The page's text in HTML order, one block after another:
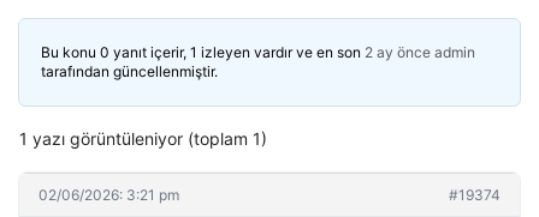
Bu konu 0 yanıt içerir, 1 izleyen vardır ve en son 2 ay önce admin
tarafından güncellenmiştir.
1 yazı görüntüleniyor (toplam 1)
02/06/2026: 3:21 pm #19374